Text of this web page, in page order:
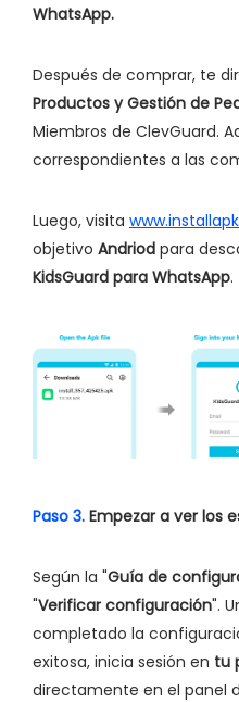
WhatsApp.
Después de comprar, te
Productos y Gestión de
Miembros de ClevGuard.
correspondientes a las
Luego, visita
objetivo Andriod para
KidsGuard para WhatsApp.
Paso 3. Empezar a ver los
Según la "Guía de
"Verificar configuración".
completado la
exitosa, inicia sesión en tu
directamente en el panel